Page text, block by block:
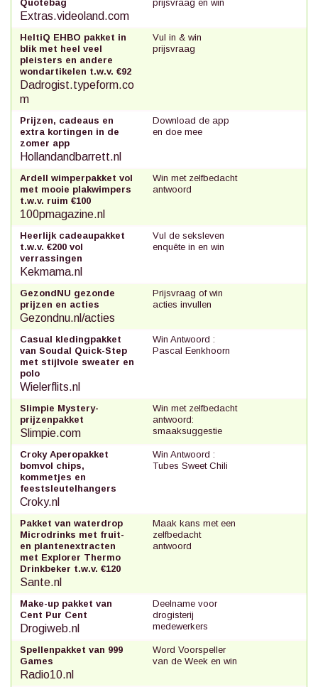
Quotebag
Extras.videoland.com
prijsvraag en win
HeltiQ EHBO pakket in
blik met heel veel
pleisters en andere
wondartikelen t.w.v. €92
Dadrogist.typeform.co
m
Vul in & win
prijsvraag
Prijzen, cadeaus en
extra kortingen in de
zomer app
Hollandandbarrett.nl
Download de app
en doe mee
Ardell wimperpakket vol
met mooie plakwimpers
t.w.v. ruim €100
100pmagazine.nl
Win met zelfbedacht
antwoord
Heerlijk cadeaupakket
t.w.v. €200 vol
verrassingen
Kekmama.nl
Vul de seksleven
enquête in en win
GezondNU gezonde
prijzen en acties
Gezondnu.nl/acties
Prijsvraag of win
acties invullen
Casual kledingpakket
van Soudal Quick-Step
met stijlvole sweater en
polo
Wielerflits.nl
Win Antwoord :
Pascal Eenkhoorn
Slimpie Mystery-
prijzenpakket
Slimpie.com
Win met zelfbedacht
antwoord:
smaaksuggestie
Croky Aperopakket
bomvol chips,
kommetjes en
feestsleutelhangers
Croky.nl
Win Antwoord :
Tubes Sweet Chili
Pakket van waterdrop
Microdrinks met fruit-
en plantenextracten
met Explorer Thermo
Drinkbeker t.w.v. €120
Sante.nl
Maak kans met een
zelfbedacht
antwoord
Make-up pakket van
Cent Pur Cent
Drogiweb.nl
Deelname voor
drogisterij
medewerkers
Spellenpakket van 999
Games
Radio10.nl
Word Voorspeller
van de Week en win